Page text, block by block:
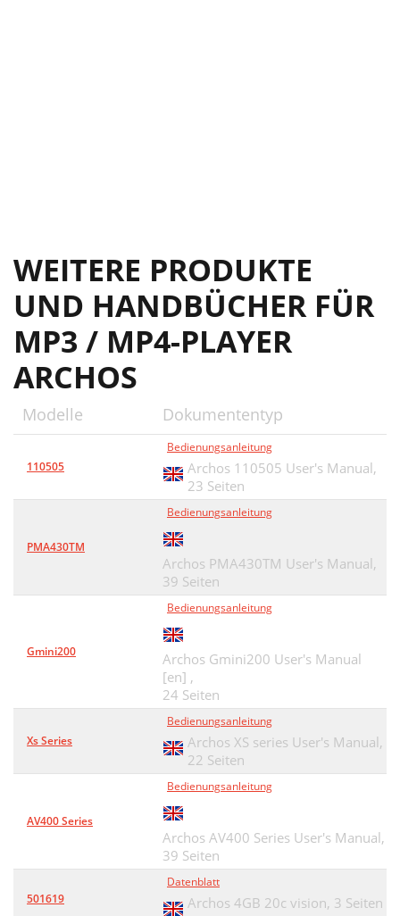
WEITERE PRODUKTE
UND HANDBÜCHER FÜR
MP3 / MP4-PLAYER
ARCHOS
Modelle Dokumententyp
110505
Bedienungsanleitung
Archos 110505 User's Manual,
23 Seiten
PMA430TM
Bedienungsanleitung
Archos PMA430TM User's Manual,
39 Seiten
Gmini200
Bedienungsanleitung
Archos Gmini200 User's Manual
[en] ,
24 Seiten
Xs Series
Bedienungsanleitung
Archos XS series User's Manual,
22 Seiten
AV400 Series
Bedienungsanleitung
Archos AV400 Series User's Manual,
39 Seiten
501619
Datenblatt
Archos 4GB 20c vision, 3 Seiten